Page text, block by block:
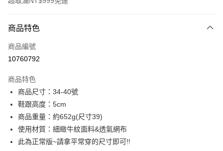
信用卡一次付款
信用卡分期付款
合作金庫商業銀行
華南商業銀行
上海商業儲蓄銀行
國泰世華商業銀行
臺灣中小企業銀行
台中商業銀行
匯豐（台灣）商業銀行
聯邦商業銀行
遠東國際商業銀行
6 期 0 利率 每期
華南商業銀行
上海商業儲蓄銀行
國泰世華商業銀行
兆豐國際商業銀行
臺灣中小企業銀行
台中商業銀行
購物金
超商取貨付款
LINE Pay
商品特色
商品編號
10760792
商品特色
商品尺寸：34-40號
鞋跟高度：5cm
商品重量：約652g(尺寸39)
使用材質：細緻牛紋面料&透氣網布
此為正常版~請拿平常穿的尺寸即可!!